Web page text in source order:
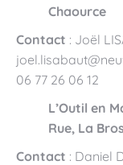
Chaource
Contact : Joël
06 77 26 06 12
L’Outil en
Rue, La
Contact : Daniel